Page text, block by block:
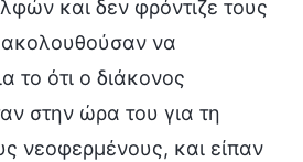
και δεν φρόντιζε τους
να
το ότι ο διάκονος
στην ώρα του για τη
νεοφερμένους, και είπαν